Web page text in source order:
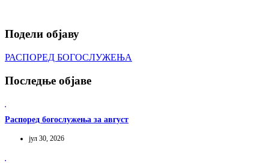
Подели објаву
РАСПОРЕД БОГОСЛУЖЕЊА
Последње објаве
Распоред богослужења за август
јул 30, 2026